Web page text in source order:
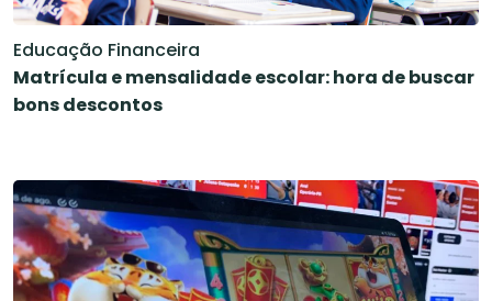
Educação Financeira
Matrícula e mensalidade escolar: hora de buscar
bons descontos